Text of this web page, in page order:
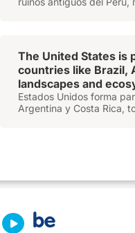
The United States is
countries like Brazil,
landscapes and
Estados Unidos forma
Argentina y Costa Rica,
be